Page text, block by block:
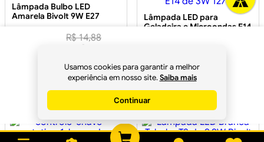
Usamos cookies para garantir a melhor
experiência em nosso site. Saiba mais
Continuar
R$ 14,88
Pix
Comprar
Lâmpada Bulbo LED
Amarela Bivolt 9W E27
R$ 5,31sem juros
Lâmpada LED para
Geladeira e Microondas E14
R$ 19,14
Em até1xR$ 19,14